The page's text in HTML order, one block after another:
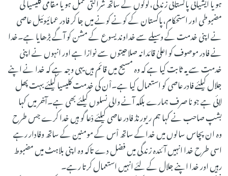
مضبوطی اور استحکام،پاکستان کے کونے کونے میں جا کر فادر عمائیوئیل عاصی
نے اپنی خدمت کے وسیلے سے خداوند یسوع کے مشن کو آگے بڑھایا ہے۔خدا
نے فادر موصوف کو اعلیٰ قائدانہ صلاحیتوں سے نوازا ہے اور انہوں نے اپنی
خدمت سے یہ ثابت کیا ہے کہ وہ مسیح میں قائم ہیں یہی وجہ ہے کہ خدا نے اپنے
جلال کیلئے فادر عاصی کو استعمال کیا ہے۔اْن کی خدمت کلیسیا کیلئے بہت پھل
لائی ہے جو نا صرف ہمارے بلکہ آنے والی نسلوں کیلئے بھی ہے۔آخر میں کہا
بشپ صاحب نے کہا ہم ریورنڈ فادر عاصی کیلئے دْعا گو ہیں خدا کرے جس طرح
وہ ان پچاس سالوں میں خداکے ساتھ اْس کے مومنین کے ساتھ وفادار رہے
اسی طرح خدا انہیں آئندہ زندگی میں فضل دے تاکہ وہ اپنی بلاہٹ میں مضبوط
رہیں اور خدا اپنے جلال کے لئے انہیں استعمال کرتا رہے۔